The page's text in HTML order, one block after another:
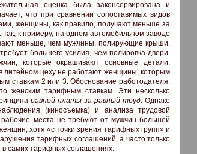
оценка была законсервирована и
что при сравнении сопоставимых видов
женщины, как правило, получают меньше за
к примеру, на одном автомобильном заводе
меньше, чем мужчины, полирующие крыши.
большего усилия, чем полировка двери.
которые окрашивают основные детали,
литейном цеху не работают женщины, которым
ставкам 2 или 3. Обоснование работодателя:
женским тарифным ставкам. Эти несколько
равной платы за равный труд. Однако
(киносъемка) и анализа трудовой
места не требуют от мужчин большей
хотя «с точки зрения тарифных групп» и
тарифных соглашений, а часто только
в самих тарифных соглашениях.